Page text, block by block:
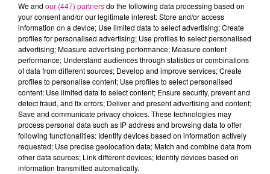
confortables et une lampe de poche ou frontale.
Les balades auront lieu demain avec deux départs : à 18h30
et à 19h. Plus d’informations sur le site de la Ferme
d’Argentin.
Spectacle de magie avec Adrien Wild à Turckheim
Le magicien alsacien Adrien Wild vous attend demain soir à
l’espace Rive Droite de Turckheim avec son spectacle "La
Vraie Vie d’un Magicien". Ce show est une revisite des grands
classiques de la magie, tels que la femme coupée en deux,
We and our (447) partnersdo the following data processing based on
your consent and/or our legitimate interest: Store and/or access
information on a device; Use limited data to select advertising; Create
profiles for personalised advertising; Use profiles to select personalised
advertising; Measure advertising performance; Measure content
performance; Understand audiences through statistics or combinations
of data from different sources; Develop and improve services; Create
profiles to personalise content; Use profiles to select personalised
content; Use limited data to select content; Ensure security, prevent and
detect fraud, and fix errors; Deliver and present advertising and content;
Save and communicate privacy choices. These technologies may
process personal data such as IP address and browsing data to offer
following functionalities: Identify devices based on information actively
requested; Use precise geolocation data; Match and combine data from
other data sources; Link different devices; Identify devices based on
information transmitted automatically.